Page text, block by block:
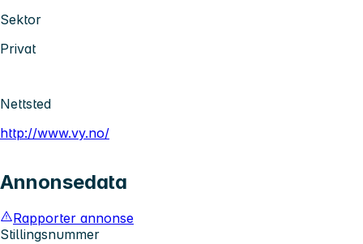
Sektor
Privat
Nettsted
http://www.vy.no/
Annonsedata
Rapporter annonse
Stillingsnummer